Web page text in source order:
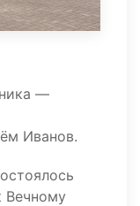
—
Иванов.
Вечному